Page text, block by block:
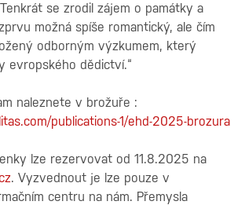
se zrodil zájem o památky a
možná spíše romantický, ale čím
odborným výzkumem, který
evropského dědictví.“
naleznete v brožuře :
publications-1/ehd-2025-brozura
lze rezervovat od 11.8.2025 na
. Vyzvednout je lze pouze v
centru na nám. Přemysla